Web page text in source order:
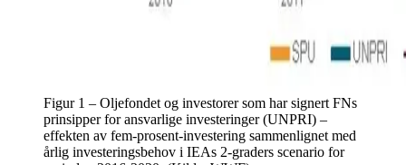
Figur 1 – Oljefondet og investorer som har signert FNs
prinsipper for ansvarlige investeringer (UNPRI) –
effekten av fem-prosent-investering sammenlignet med
årlig investeringsbehov i IEAs 2-graders scenario for